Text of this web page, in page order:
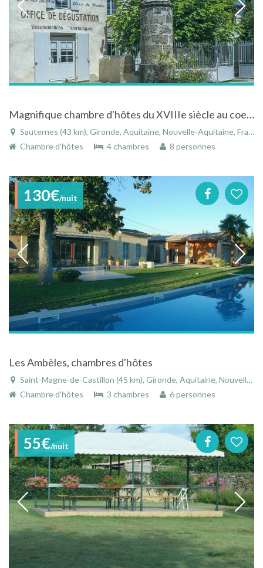
Magnifique chambre d'hôtes du XVIIIe siècle au coeur du Bordelais
Sauternes (43 km), Gironde, Aquitaine, Nouvelle-Aquitaine, France
Chambre d'hôtes
4 chambres 8 personnes
130€/nuit
Les Ambèles, chambres d'hôtes
Saint-Magne-de-Castillon (45 km), Gironde, Aquitaine, Nouvelle-Aquitaine, France
Chambre d'hôtes
3 chambres 6 personnes
55€/nuit